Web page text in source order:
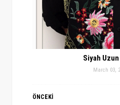
Siyah
March 03,
ÖNCEKİ